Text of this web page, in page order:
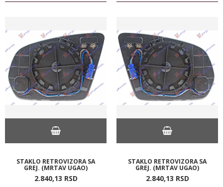
STAKLO RETROVIZORA SA
GREJ. (MRTAV UGAO)
2.840,13 RSD
STAKLO RETROVIZORA SA
GREJ. (MRTAV UGAO)
2.840,13 RSD